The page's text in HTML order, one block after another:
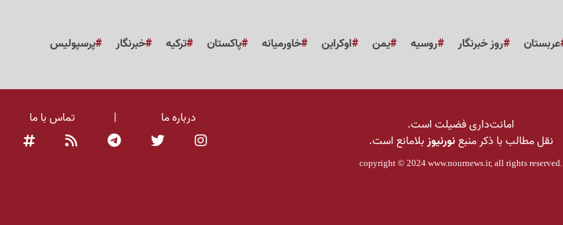
عربستان روز خبرنگار روسیه یمن اوکراین خاورمیانه پاکستان ترکیه خبرنگار
پرسپولیس
امانت‌داری فضیلت است.
نقل مطالب با ذکر منبعنورنیوزبلامانع است.
copyright © 2024 www.nournews.ir, all rights reserved.
درباره ما | تماس با ما